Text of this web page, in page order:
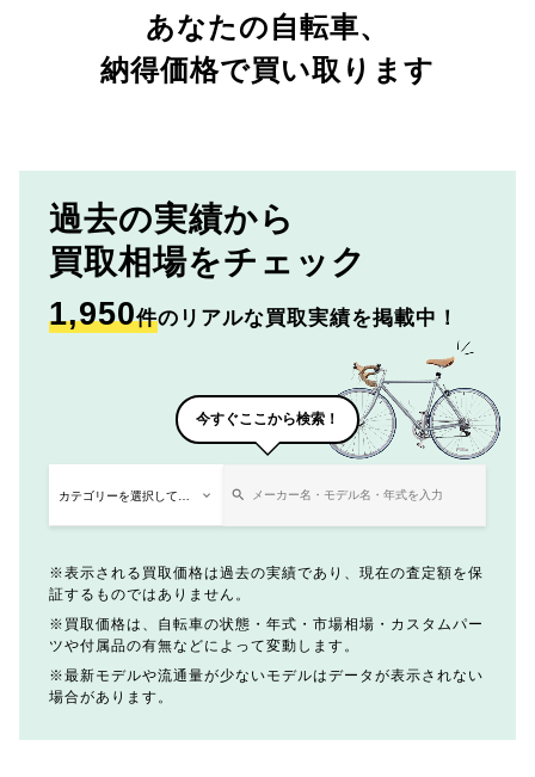
あなたの自転車、
納得価格で買い取ります
過去の実績から
買取相場をチェック
1,950件のリアルな買取実績を掲載中！
今すぐここから検索！
表示される買取価格は過去の実績であり、現在の査定額を保
証するものではありません。
買取価格は、自転車の状態・年式・市場相場・カスタムパー
ツや付属品の有無などによって変動します。
最新モデルや流通量が少ないモデルはデータが表示されない
場合があります。